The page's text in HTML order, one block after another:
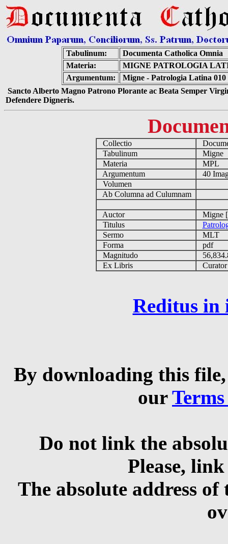
Tabulinum:
Documenta Catholica Omnia
Materia:
MIGNE PATROLOGIA
Argumentum:
Migne - Patrologia Latina
Sancto Alberto Magno Patrono Plorante ac Beata Semper
Defendere Digneris.
Collectio
Tabulinum
Migne
Materia
MPL
Argumentum
40
Volumen
Ab Columna ad Culumnam
Auctor
Migne
Titulus
Sermo
MLT
Forma
pdf
Magnitudo
Ex Libris
Curator
Reditus in
By downloading this
our
Do not link the
Please,
The absolute address